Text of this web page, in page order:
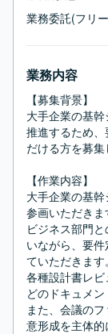
業務委託(フリ
業務内容
【募集背景】
大手企業の基
推進するため
だける方を募集
【作業内容】
大手企業の基
参画いただきま
ビジネス部門
いながら、要
ていただきます。
各種設計書レ
どのドキュメ
また、会議の
意形成を主体的